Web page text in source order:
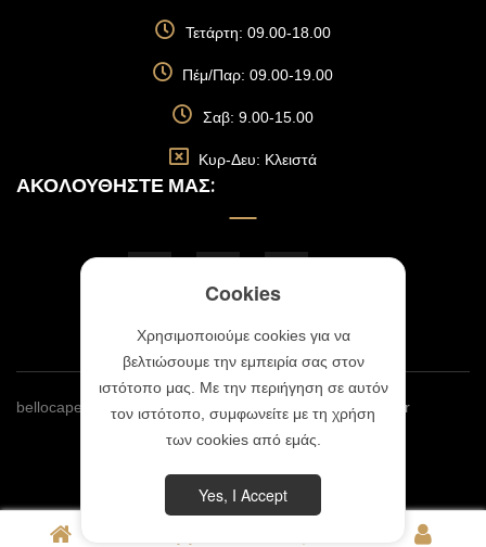
Τετάρτη: 09.00-18.00
Πέμ/Παρ: 09.00-19.00
Σαβ: 9.00-15.00
Κυρ-Δευ: Κλειστά
ΑΚΟΛΟΥΘΉΣΤΕ ΜΑΣ:
bellocapellobylina.gr © 2023 | Website By Webmonster.gr
Cookies
Χρησιμοποιούμε cookies για να
βελτιώσουμε την εμπειρία σας στον
ιστότοπο μας. Με την περιήγηση σε αυτόν
τον ιστότοπο, συμφωνείτε με τη χρήση
των cookies από εμάς.
Yes, I Accept